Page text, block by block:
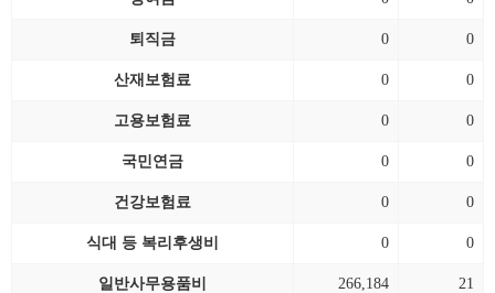
퇴직금 0 0
산재보험료 0 0
고용보험료 0 0
국민연금 0 0
건강보험료 0 0
식대 등 복리후생비 0 0
일반사무용품비 266,184 21